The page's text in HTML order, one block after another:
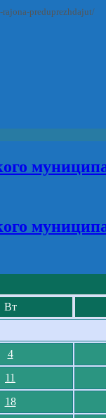
preduprezhdajut/
Вт
4
11
18